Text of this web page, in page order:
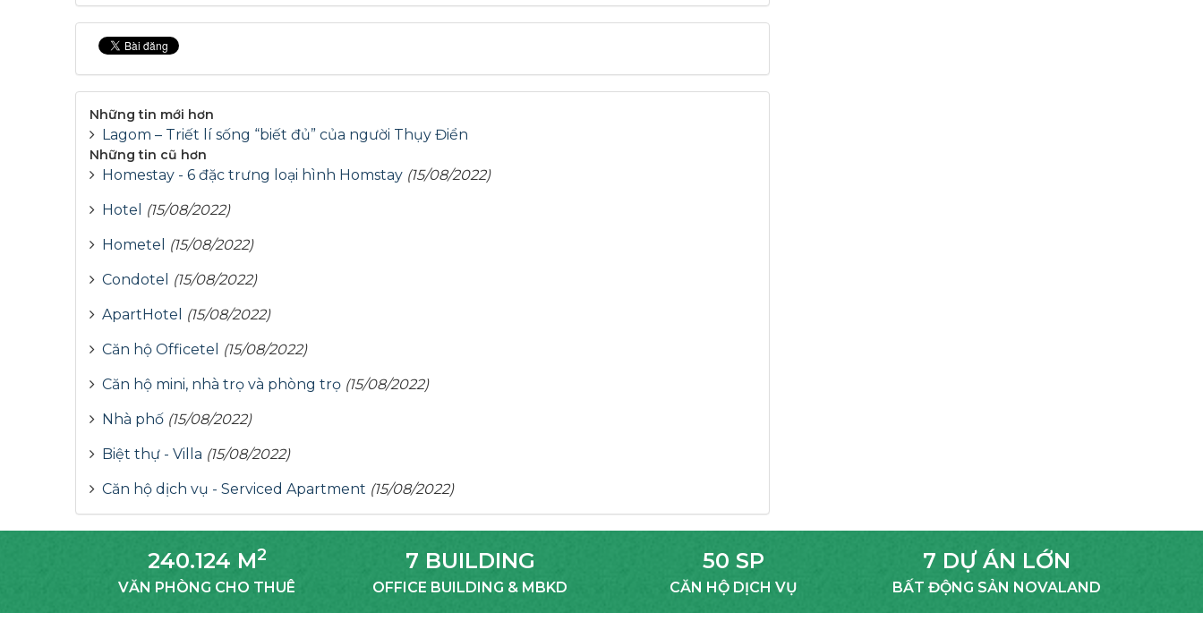
Những tin mới hơn
Lagom – Triết lí sống “biết đủ” của người Thụy Điển
Những tin cũ hơn
Homestay - 6 đặc trưng loại hình Homstay (15/08/2022)
Hotel (15/08/2022)
Hometel (15/08/2022)
Condotel (15/08/2022)
ApartHotel (15/08/2022)
Căn hộ Officetel (15/08/2022)
Căn hộ mini, nhà trọ và phòng trọ (15/08/2022)
Nhà phố (15/08/2022)
Biệt thự - Villa (15/08/2022)
Căn hộ dịch vụ - Serviced Apartment (15/08/2022)
240.124 M2
VĂN PHÒNG CHO THUÊ
7 BUILDING
OFFICE BUILDING & MBKD
50 SP
CĂN HỘ DỊCH VỤ
7 DỰ ÁN LỚN
BẤT ĐỘNG SẢN NOVALAND